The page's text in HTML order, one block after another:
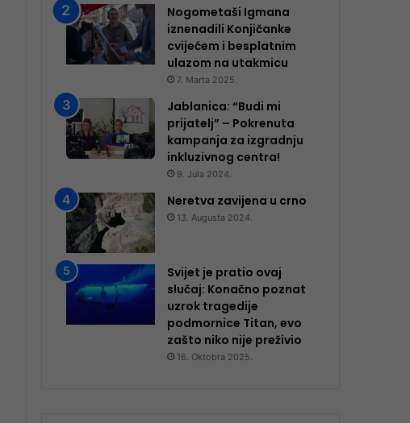
Nogometaši Igmana
iznenadili Konjičanke
cvijećem i besplatnim
ulazom na utakmicu
7. Marta 2025.
Jablanica: “Budi mi
prijatelj” – Pokrenuta
kampanja za izgradnju
inkluzivnog centra!
9. Jula 2024.
Neretva zavijena u crno
13. Augusta 2024.
Svijet je pratio ovaj
slučaj: Konačno poznat
uzrok tragedije
podmornice Titan, evo
zašto niko nije preživio
16. Oktobra 2025.